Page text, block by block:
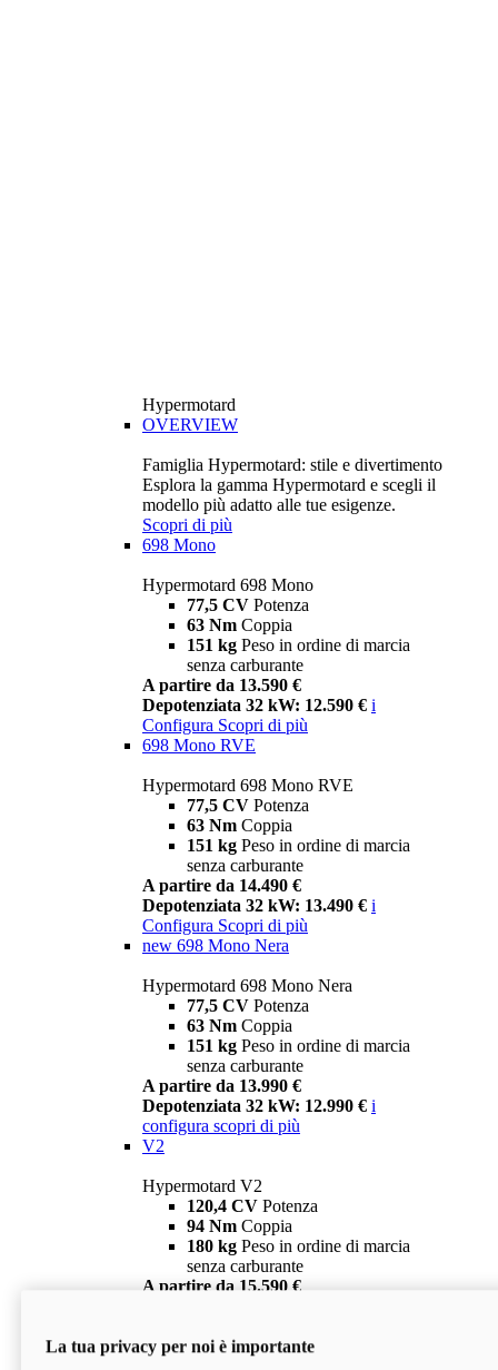
Hypermotard
OVERVIEW
Famiglia Hypermotard: stile e divertimento
Esplora la gamma Hypermotard e scegli il
modello più adatto alle tue esigenze.
Scopri di più
698 Mono
Hypermotard 698 Mono
77,5 CV Potenza
63 Nm Coppia
151 kg Peso in ordine di marcia
senza carburante
A partire da 13.590 €
Depotenziata 32 kW: 12.590 € i
Configura Scopri di più
698 Mono RVE
Hypermotard 698 Mono RVE
77,5 CV Potenza
63 Nm Coppia
151 kg Peso in ordine di marcia
senza carburante
A partire da 14.490 €
Depotenziata 32 kW: 13.490 € i
Configura Scopri di più
new 698 Mono Nera
Hypermotard 698 Mono Nera
77,5 CV Potenza
63 Nm Coppia
151 kg Peso in ordine di marcia
senza carburante
A partire da 13.990 €
Depotenziata 32 kW: 12.990 € i
configura scopri di più
V2
Hypermotard V2
120,4 CV Potenza
94 Nm Coppia
180 kg Peso in ordine di marcia
senza carburante
A partire da 15.590 €
V2 SP
La tua privacy per noi è importante